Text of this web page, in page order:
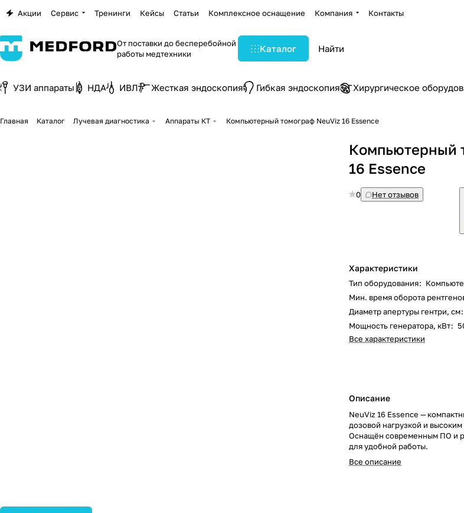
Акции Сервис Тренинги Кейсы Статьи Комплексное оснащение Компания Контакты
От поставки до бесперебойной
работы медтехники
Каталог
УЗИ аппараты НДА ИВЛ Жесткая эндоскопия Гибкая эндоскопия Хирургическое
Главная Каталог Лучевая диагностика Аппараты КТ Компьютерный томограф NeuViz 16 Essence
Компьютерный
16 Essence
0 Нет отзывов
Характеристики
Тип оборудования:
Мин. время оборота
Диаметр апертуры гентри, см:
Мощность генератора, кВт:
Все характеристики
Описание
NeuViz 16 Essence —
дозовой нагрузкой и
Оснащён современным ПО и
для удобной работы.
Все описание